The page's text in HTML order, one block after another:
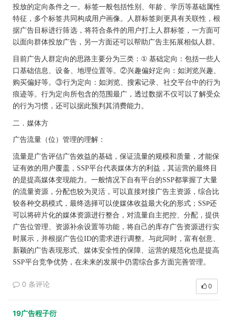
投放的定向条件之一。 标签一般包括性别 、年龄、 学历等基础属性
特征 ， 多个标签共同构成用户画像。 人群标签则更具有关联性，根
据广告目标进行筛选， 将符合条件的用户打上人群标签， 一方面可
以面向群体投放广告 ， 另一方面还可以帮助广告主拓展相似人群。
目前广告人群定向的思路主要分为三类 ： ① 基础定向 ： 包括一些人
口基础信息、设备、 地理位置等。②兴趣偏好定向 ： 如浏览兴趣、
购买偏好等。③行为定向 ： 如浏览、搜索记录、 社交平台中的行为
痕迹等。行为定向所包含的范围最广 ，透过数据不仅可以了解受众
的行为习惯 ， 还可以据此预判其消费能力 。
二． 媒体方
广告流量 （位 ） 管理的理解 ：
流量是广告评估广告效益的基础 ， 保证流量的规模和质量 ， 才能保
证有效的用户覆盖 ， SSP平台代表媒体方的利益 ， 其运营的最终目
的是提高媒体变现能力 。 一般情况下自有平台的SSP都掌握了大量
的流量资源 ， 分配也较为灵活 ， 可以直接对接广告主资源 ， 综合比
较各种交易模式 ， 最终选择可以使媒体收益最大化的形式 ； SSP还
可以将碎片化的媒体资源进行整合 ， 对流量自主把控、 分配 ， 提供
广告位管理、 资源补余设置等功能 ， 将自己的库存广告资源进行实
时展示 ， 并根据广告位ID的需求进行调整。 与此同时 ， 富有创意、
新颖的广告表现形式、 媒体安全性的保障、 运营的规范化也是提高
SSP平台竞争优势 ， 在未来的发展中仍需综合多方面完善管理。
0 条评论 0
19广告程子衍